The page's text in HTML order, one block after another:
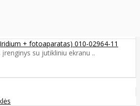
+ fotoaparatas) 010-02964-11
su jutikliniu ekranu ..